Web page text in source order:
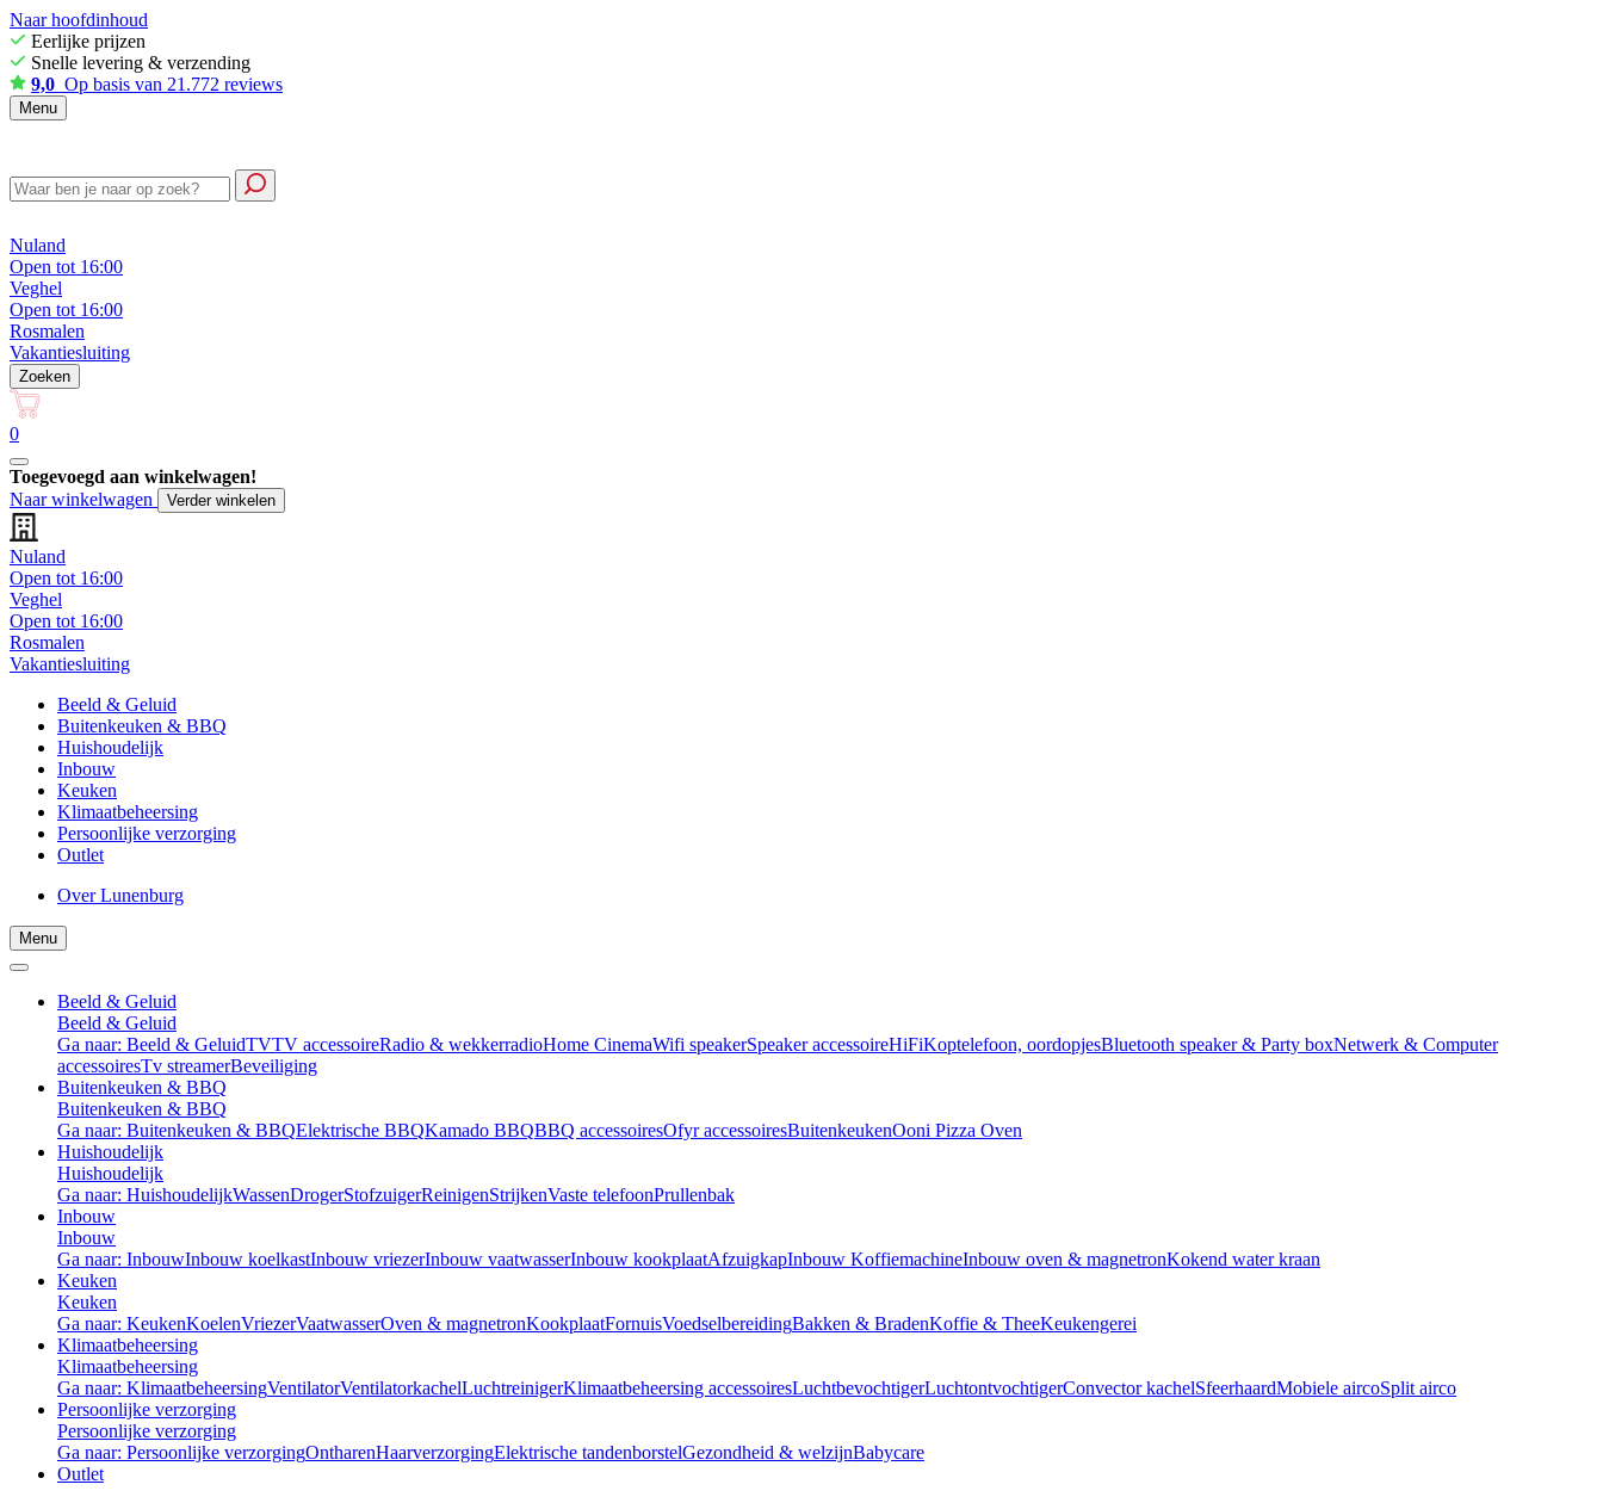
Naar hoofdinhoud
Eerlijke prijzen
Snelle levering & verzending
9,0 Op basis van 21.772 reviews
Menu
Nuland
Open tot 16:00
Veghel
Open tot 16:00
Rosmalen
Vakantiesluiting
Zoeken
0
Toegevoegd aan winkelwagen!
Naar winkelwagen
Verder winkelen
Nuland
Open tot 16:00
Veghel
Open tot 16:00
Rosmalen
Vakantiesluiting
Beeld & Geluid
Buitenkeuken & BBQ
Huishoudelijk
Inbouw
Keuken
Klimaatbeheersing
Persoonlijke verzorging
Outlet
Over Lunenburg
Menu
Beeld & Geluid
Beeld & Geluid
Ga naar: Beeld & GeluidTVTV accessoireRadio & wekkerradioHome CinemaWifi speakerSpeaker accessoireHiFiKoptelefoon, oordopjesBluetooth speaker & Party boxNetwerk & Computer
accessoiresTv streamerBeveiliging
Buitenkeuken & BBQ
Buitenkeuken & BBQ
Ga naar: Buitenkeuken & BBQElektrische BBQKamado BBQBBQ accessoiresOfyr accessoiresBuitenkeukenOoni Pizza Oven
Huishoudelijk
Huishoudelijk
Ga naar: HuishoudelijkWassenDrogerStofzuigerReinigenStrijkenVaste telefoonPrullenbak
Inbouw
Inbouw
Ga naar: InbouwInbouw koelkastInbouw vriezerInbouw vaatwasserInbouw kookplaatAfzuigkapInbouw KoffiemachineInbouw oven & magnetronKokend water kraan
Keuken
Keuken
Ga naar: KeukenKoelenVriezerVaatwasserOven & magnetronKookplaatFornuisVoedselbereidingBakken & BradenKoffie & TheeKeukengerei
Klimaatbeheersing
Klimaatbeheersing
Ga naar: KlimaatbeheersingVentilatorVentilatorkachelLuchtreinigerKlimaatbeheersing accessoiresLuchtbevochtigerLuchtontvochtigerConvector kachelSfeerhaardMobiele aircoSplit airco
Persoonlijke verzorging
Persoonlijke verzorging
Ga naar: Persoonlijke verzorgingOntharenHaarverzorgingElektrische tandenborstelGezondheid & welzijnBabycare
Outlet